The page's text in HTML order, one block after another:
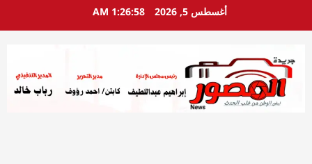
أغسطس 5, 2026 1:26:59 AM